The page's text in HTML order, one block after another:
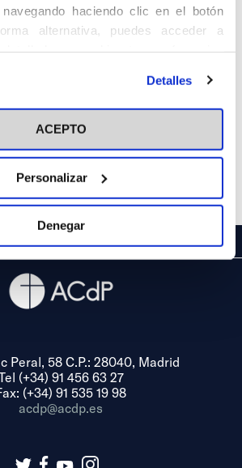
haciendo clic en el botón
alternativa, puedes acceder a
y cambiar tus preferencias
Para más información puedes
de Cookies
Detalles
ACEPTO
Personalizar
Denegar
01/01/1893
Lugar de
23/11/1972
Lugar de
Peral, 58 C.P.: 28040, Madrid
(+34) 91 456 63 27
(+34) 91 535 19 98
acdp@acdp.es